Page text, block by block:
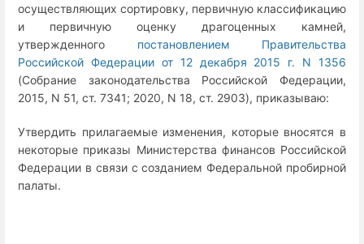
осуществляющих сортировку, первичную классификацию
и первичную оценку драгоценных камней,
утвержденного постановлением Правительства
Российской Федерации от 12 декабря 2015 г. N 1356
(Собрание законодательства Российской Федерации,
2015, N 51, ст. 7341; 2020, N 18, ст. 2903), приказываю:
Утвердить прилагаемые изменения, которые вносятся в
некоторые приказы Министерства финансов Российской
Федерации в связи с созданием Федеральной пробирной
палаты.